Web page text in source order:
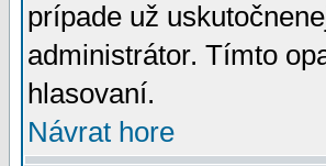
prípade už
administrátor. Tímto
hlasovaní.
Návrat hore